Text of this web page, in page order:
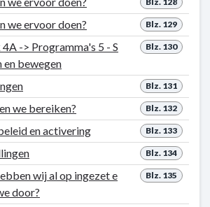
Blz. 129
we ervoor doen?
Blz. 130
-> Programma's 5 - S
en bewegen
Blz. 131
Blz. 132
we bereiken?
Blz. 133
en activering
Blz. 134
Blz. 135
wij al op ingezet e
door?